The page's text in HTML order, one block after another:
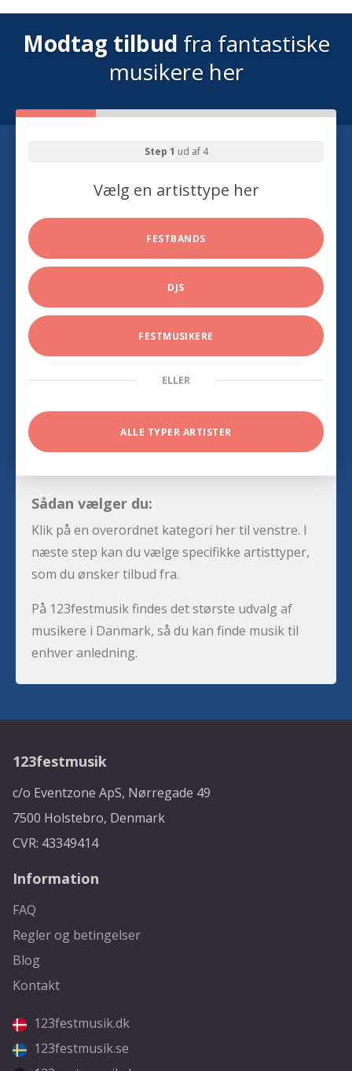
Modtag tilbud fra fantastiske
musikere her
Step 1 ud af 4
Vælg en artisttype her
FESTBANDS
DJS
FESTMUSIKERE
ELLER
ALLE TYPER ARTISTER
Sådan vælger du:
Klik på en overordnet kategori her til venstre. I
næste step kan du vælge specifikke artisttyper,
som du ønsker tilbud fra.
På 123festmusik findes det største udvalg af
musikere i Danmark, så du kan finde musik til
enhver anledning.
123festmusik
c/o Eventzone ApS, Nørregade 49
7500 Holstebro, Denmark
CVR: 43349414
Information
FAQ
Regler og betingelser
Blog
Kontakt
123festmusik.dk
123festmusik.se